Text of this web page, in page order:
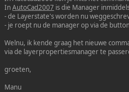
InAutoCad2007 is die Manager
- de Layerstate's worden nu
- je roept nu de manager op via de
Welnu, ik kende graag het nieuwe
via de layerpropertiesmanager te
groeten,
Manu